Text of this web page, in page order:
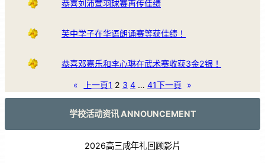
恭喜刘沛萱羽球赛再传佳绩
芙中学子在华语朗诵赛等获佳绩！
恭喜邓嘉乐和李心琳在武术赛收获3金2银！
« 上一頁1 2 3 4 … 41下一頁 »
学校活动资讯 ANNOUNCEMENT
2026高三成年礼回顾影片